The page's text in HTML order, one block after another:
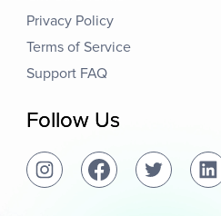
Privacy Policy
Terms of Service
Support FAQ
Follow Us